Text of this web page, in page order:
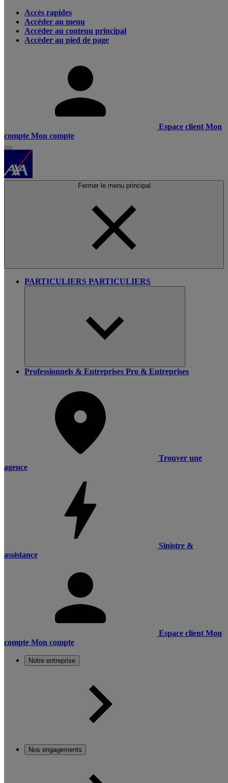
Accès rapides
Accéder au menu
Accéder au contenu principal
Accéder au pied de page
Espace client Mon
compte Mon compte
Fermer le menu principal
PARTICULIERS PARTICULIERS
Professionnels & Entreprises Pro & Entreprises
Trouver une
agence
Sinistre &
assistance
Espace client Mon
compte Mon compte
Notre entreprise
Nos engagements